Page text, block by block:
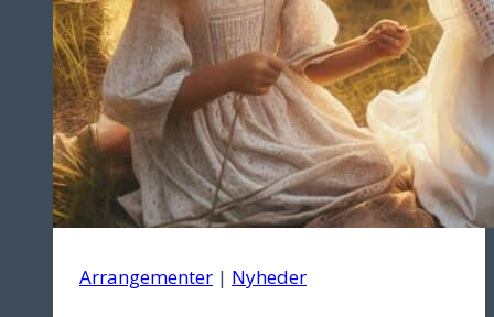
Arrangementer | Nyheder